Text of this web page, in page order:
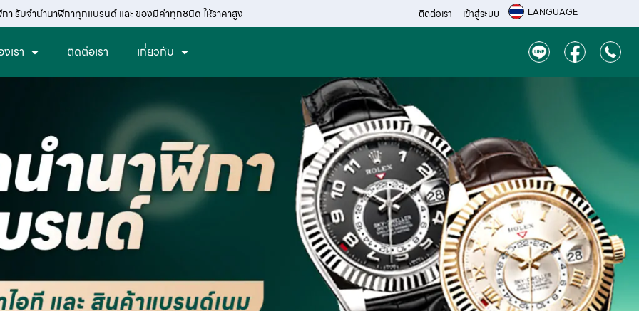
า รับจำนำนาฬิกาทุกแบรนด์ และ ของมีค่าทุกชนิด ให้ราคาสูง ติดต่อเรา เข้าสู่ระบบ LANGUAGE
เรา ติดต่อเรา เกี่ยวกับ